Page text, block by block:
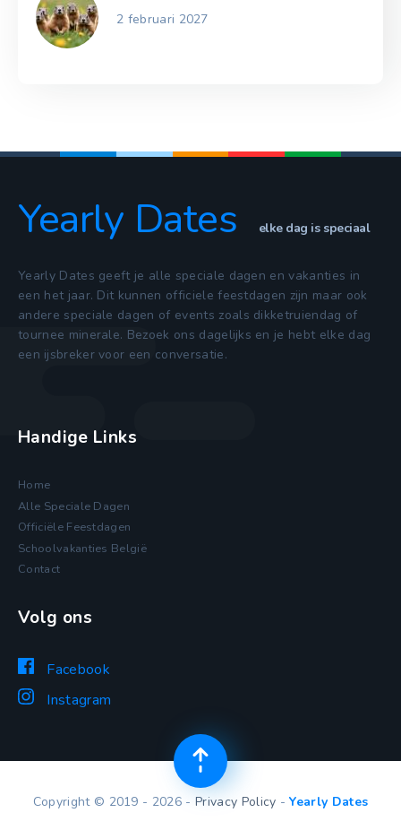
2 februari 2027
Yearly Dates elke dag is speciaal
Yearly Dates geeft je alle speciale dagen en vakanties in
een het jaar. Dit kunnen officiele feestdagen zijn maar ook
andere speciale dagen of events zoals dikketruiendag of
tournee minerale. Bezoek ons dagelijks en je hebt elke dag
een ijsbreker voor een conversatie.
Handige Links
Home
Alle Speciale Dagen
Officiële Feestdagen
Schoolvakanties België
Contact
Volg ons
Facebook
Instagram
Copyright © 2019 - 2026 -Privacy Policy -Yearly Dates